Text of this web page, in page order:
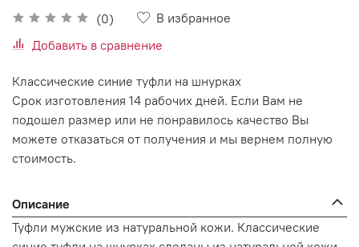
(0)
В избранное
Добавить в сравнение
Классические синие туфли на шнурках
Срок изготовления 14 рабочих дней. Если Вам не
подошел размер или не понравилось качество Вы
можете отказаться от получения и мы вернем полную
стоимость.
Описание
Туфли мужские из натуральной кожи. Классические